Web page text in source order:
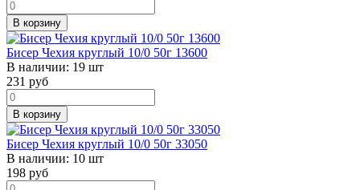
В корзину
Бисер Чехия круглый 10/0 50г 13600
В наличии: 19 шт
231 руб
В корзину
Бисер Чехия круглый 10/0 50г 33050
В наличии: 10 шт
198 руб